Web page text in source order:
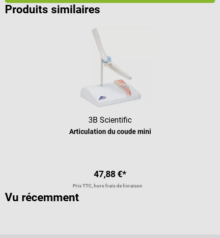
Produits similaires
3B Scientific
Articulation du coude mini
47,88 €*
Prix TTC, hors frais de livraison
Vu récemment